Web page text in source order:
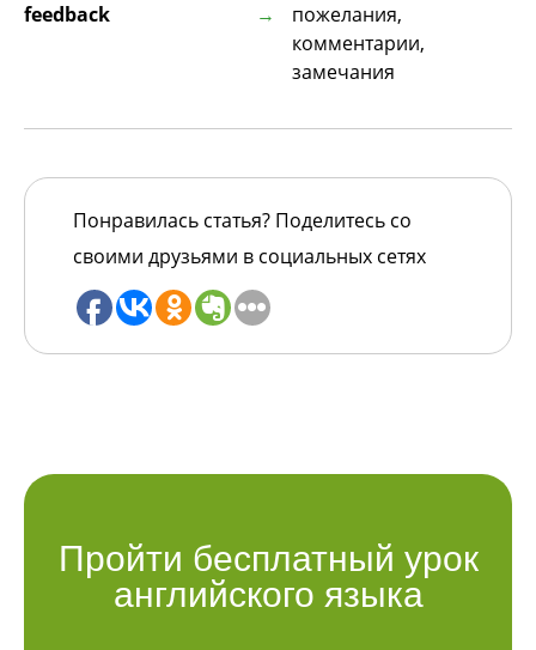
feedback
пожелания,
комментарии,
замечания
Понравилась статья? Поделитесь со
своими друзьями в социальных сетях
Пройти бесплатный урок
английского языка